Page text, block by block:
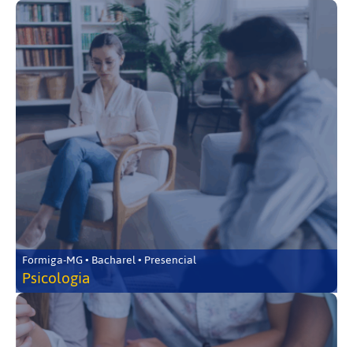
Formiga-MG • Bacharel • Presencial
Psicologia